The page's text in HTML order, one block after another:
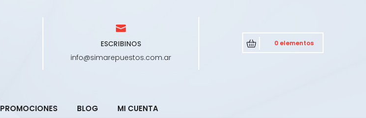
ESCRIBINOS
info@simarepuestos.com.ar
0 elementos
PROMOCIONES BLOG MI CUENTA